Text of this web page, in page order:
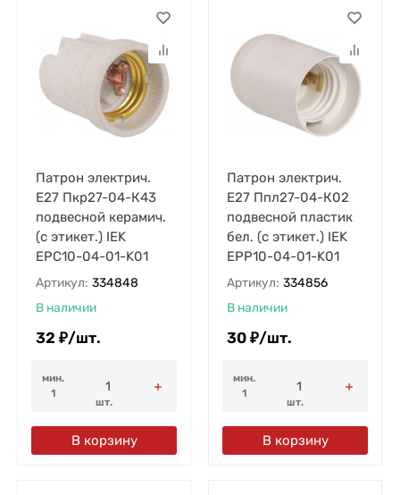
Патрон электрич.
E27 Пкр27-04-К43
подвесной керамич.
(с этикет.) IEK
EPC10-04-01-K01
Артикул: 334848
В наличии
32 ₽/шт.
мин.
1
шт.
В корзину
Патрон электрич.
E27 Ппл27-04-К02
подвесной пластик
бел. (с этикет.) IEK
EPP10-04-01-K01
Артикул: 334856
В наличии
30 ₽/шт.
мин.
1
шт.
В корзину